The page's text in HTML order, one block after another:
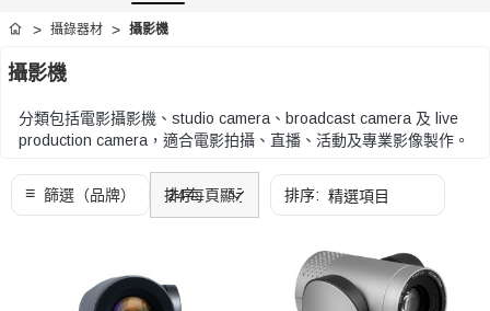
首頁 攝錄器材 攝影機
攝影機
分類包括電影攝影機、studio camera、broadcast camera 及 live
production camera，適合電影拍攝、直播、活動及專業影像製作。
內置 ND、監看及供電配置比較。
可按感光元件尺寸、鏡頭接環、錄影格式、SDI/HDMI/網絡輸出、